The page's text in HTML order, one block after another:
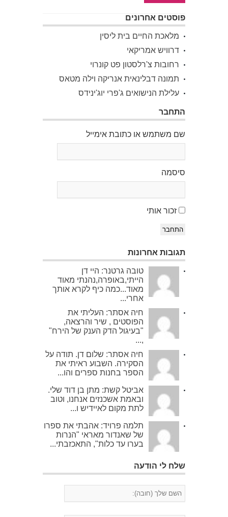
פוסטים אחרונים
מלאכת החיים בית ליסין
דרוויש אמריקאי
רחובות צ'רלסטון פט קונרוי
תמונה דבלינאית אנריקה וילה מטאס
עלילת הנישואים ג'פרי יוג'ינידס
התחבר
שם משתמש או כתובת אימייל
סיסמה
זכור אותי
התחבר
תגובות אחרונות
טובה גרטנר: היי דן
הייתי,באופרה,נהנתי מאוד
מאוד...כמה כיף לקרא אותך
אחרי...
חיה אסתר: העליתי את
הפוסטים , שיר והרצאה,
"בעיגול הדק הענק של הירח"
,...
חיה אסתר: שלום דן. תודה על
הסקירה. השבוע ראיתי את
הספר בחנות ספרים והו...
אביטל קשת: מתן בן דוד שלי.
ובאמת אשכנזים אנחנו, וטוב
לתת מקום לאיידיש ו...
תלמה פרויד: אהבתי את ספרו
של שאנדור מאראי "הנרות
בערו עד כלות", התאכזבתי...
שלח לי הודעה